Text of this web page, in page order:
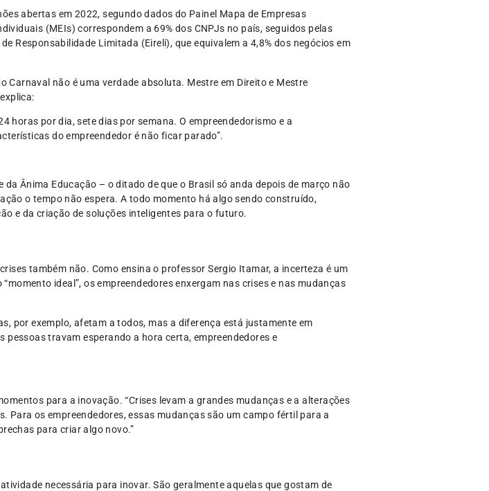
abertas em 2022, segundo dados do Painel Mapa de Empresas
(MEIs) correspondem a 69% dos CNPJs no país, seguidos pelas
Responsabilidade Limitada (Eireli), que equivalem a 4,8% dos negócios em
Carnaval não é uma verdade absoluta. Mestre em Direito e Mestre
horas por dia, sete dias por semana. O empreendedorismo e a
do empreendedor é não ficar parado”.
Ânima Educação – o ditado de que o Brasil só anda depois de março não
o tempo não espera. A todo momento há algo sendo construído,
e da criação de soluções inteligentes para o futuro.
também não. Como ensina o professor Sergio Itamar, a incerteza é um
ideal”, os empreendedores enxergam nas crises e nas mudanças
por exemplo, afetam a todos, mas a diferença está justamente em
travam esperando a hora certa, empreendedores e
para a inovação. “Crises levam a grandes mudanças e a alterações
os empreendedores, essas mudanças são um campo fértil para a
para criar algo novo.”
necessária para inovar. São geralmente aquelas que gostam de